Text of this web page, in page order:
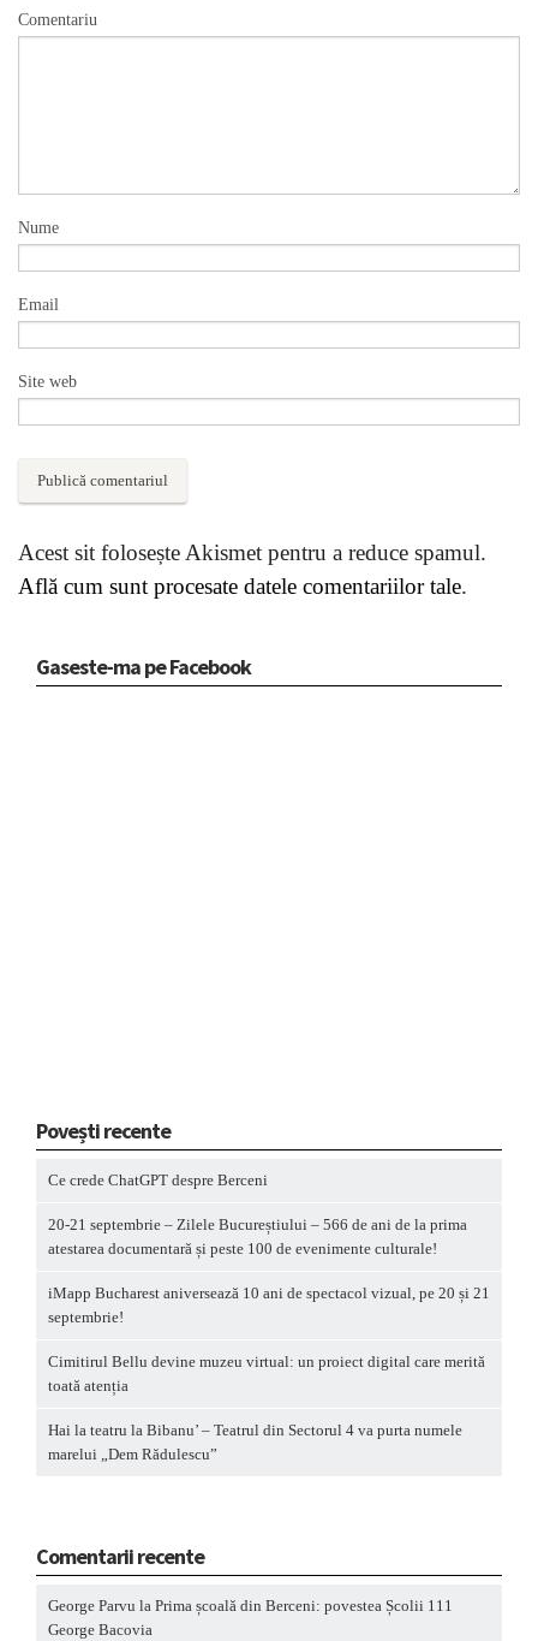
Comentariu
Nume
Email
Site web
Acest sit folosește Akismet pentru a reduce spamul.
Află cum sunt procesate datele comentariilor tale.
Gaseste-ma pe Facebook
Povești recente
Ce crede ChatGPT despre Berceni
20-21 septembrie – Zilele Bucureștiului – 566 de ani de la prima
atestarea documentară și peste 100 de evenimente culturale!
iMapp Bucharest aniversează 10 ani de spectacol vizual, pe 20 și 21
septembrie!
Cimitirul Bellu devine muzeu virtual: un proiect digital care merită
toată atenția
Hai la teatru la Bibanu’ – Teatrul din Sectorul 4 va purta numele
marelui „Dem Rădulescu”
Comentarii recente
George Parvu la Prima școală din Berceni: povestea Școlii 111
George Bacovia